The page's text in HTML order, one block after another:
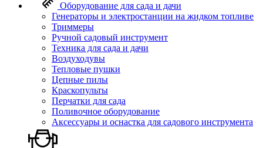
Оборудование для сада и дачи
Генераторы и электростанции на жидком топливе
Триммеры
Ручной садовый инструмент
Техника для сада и дачи
Воздуходувы
Тепловые пушки
Цепные пилы
Краскопульты
Перчатки для сада
Поливочное оборудование
Аксессуары и оснастка для садового инструмента